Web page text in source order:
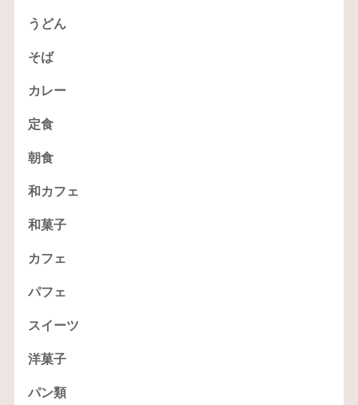
うどん
そば
カレー
定食
朝食
和カフェ
和菓子
カフェ
パフェ
スイーツ
洋菓子
パン類